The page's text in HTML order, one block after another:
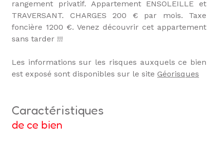
rangement privatif. AppartementENSOLEILLE et
TRAVERSANT. CHARGES 200 € par mois. Taxe
foncière 1200 €. Venez découvrir cet appartement
sans tarder !!!
Les informations sur les risques auxquels ce bien
est exposé sont disponibles sur le site Géorisques
caractéristiques
de ce bien